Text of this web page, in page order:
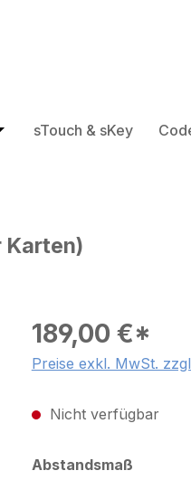
Türbeschläge
oder Schließe das
sTouch & sKey
Karten)
189,00 €*
Preise exkl. MwSt.
Nicht verfügbar
Abstandsmaß